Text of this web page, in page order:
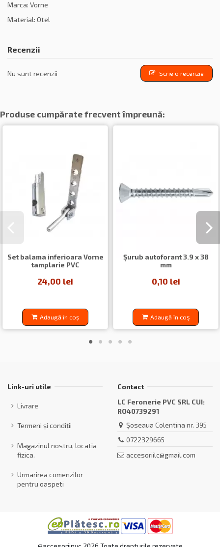
Marca: Vorne
Material: Otel
Recenzii
Nu sunt recenzii Scrie o recenzie
Produse cumpărate frecvent împreună:
Set balama inferioara Vorne
tamplarie PVC
24,00 lei
Adaugă în coș
Șurub autoforant 3.9 x 38
mm
0,10 lei
Adaugă în coș
Link-uri utile
Livrare
Termeni și condiții
Magazinul nostru, locatia
fizica.
Urmarirea comenzilor
pentru oaspeti
Contact
LC Feronerie PVC SRL CUI:
RO40739291
Șoseaua Colentina nr. 395
0722329665
accesoriilc@gmail.com